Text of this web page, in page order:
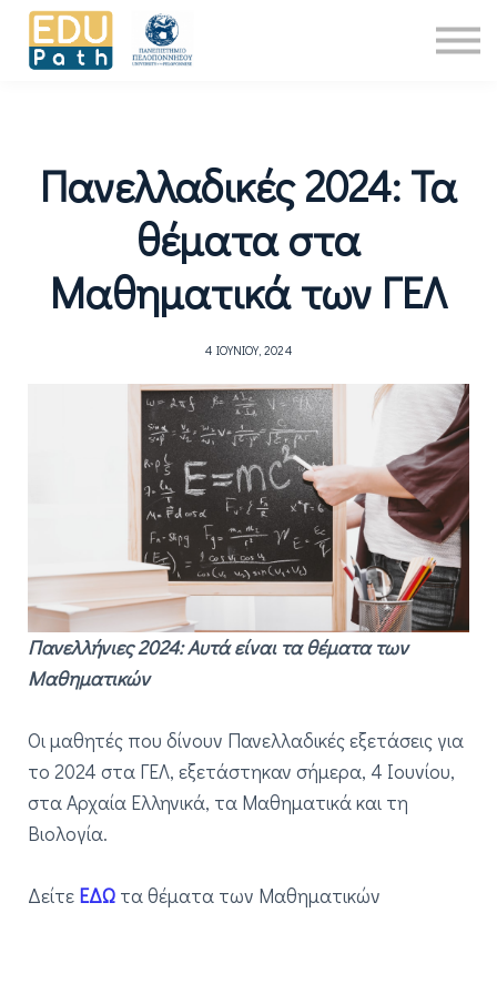
Είσοδος
Πανελλαδικές 2024: Τα
θέματα στα
Μαθηματικά των ΓΕΛ
4 ΙΟΥΝΊΟΥ, 2024
Πανελλήνιες 2024: Αυτά είναι τα θέματα των
Μαθηματικών
Οι μαθητές που δίνουν Πανελλαδικές εξετάσεις για
το 2024 στα ΓΕΛ, εξετάστηκαν σήμερα, 4 Ιουνίου,
στα Αρχαία Ελληνικά, τα Μαθηματικά και τη
Βιολογία.
Δείτε ΕΔΩ τα θέματα των Μαθηματικών